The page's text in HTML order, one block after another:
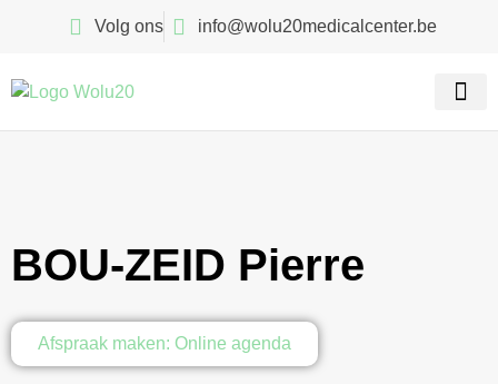
Volg ons info@wolu20medicalcenter.be
BOU-ZEID Pierre
Afspraak maken: Online agenda